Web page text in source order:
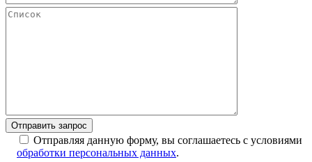
Отправляя данную форму, вы соглашаетесь с условиями
обработки персональных данных.